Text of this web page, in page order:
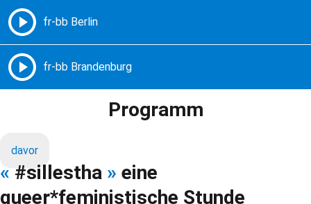
Freie Radios – Berlin Brandenburg
Programm
davor
« #sillestha » eine
queer*feministische Stunde